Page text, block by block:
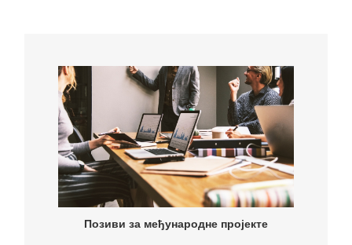
Позиви за међународне пројекте
Позиви за међународне пројекте